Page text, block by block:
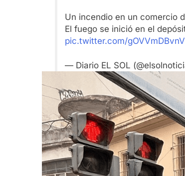
Un incendio en un comercio
El fuego se inició en el
pic.twitter.com/gOVVmDBvnV
— Diario EL SOL